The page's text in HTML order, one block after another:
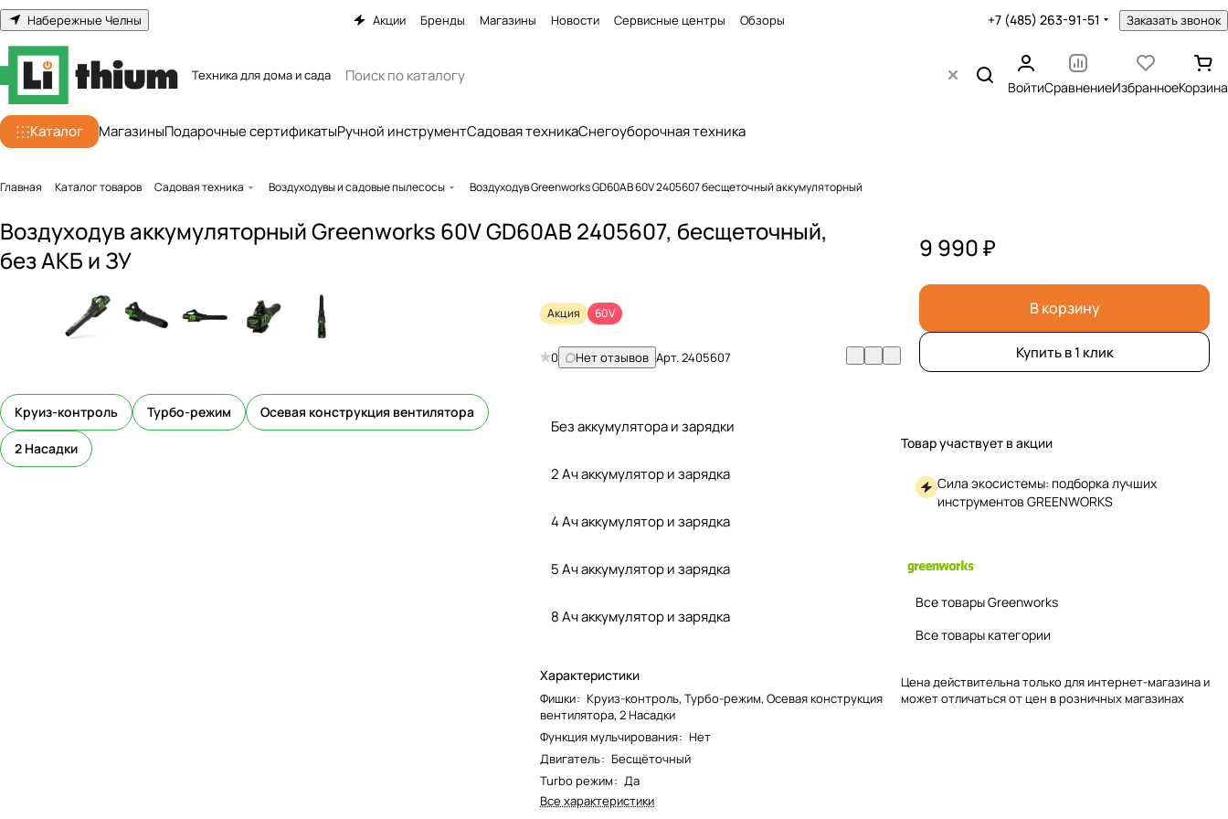
Набережные Челны Акции Бренды Магазины Новости Сервисные центры Обзоры +7 (485) 263-91-51 Заказать звонок
Техника для дома и сада
ВойтиСравнениеИзбранноеКорзина
Каталог МагазиныПодарочные сертификатыРучной инструментСадовая техникаСнегоуборочная техника
Главная Каталог товаров Садовая техника Воздуходувы и садовые пылесосы Воздуходув Greenworks GD60AB 60V 2405607 бесщеточный аккумуляторный
Воздуходув аккумуляторный Greenworks 60V GD60AB 2405607, бесщеточный,
без АКБ и ЗУ
Круиз-контроль Турбо-режим Осевая конструкция вентилятора
2 Насадки
Акция 60V
0 Нет отзывов Арт.2405607
Без аккумулятора и зарядки
2 Ач аккумулятор и зарядка
4 Ач аккумулятор и зарядка
5 Ач аккумулятор и зарядка
8 Ач аккумулятор и зарядка
Характеристики
Фишки: Круиз-контроль, Турбо-режим, Осевая конструкция
вентилятора, 2 Насадки
Функция мульчирования: Нет
Двигатель: Бесщёточный
Turbo режим: Да
Все характеристики
9 990 ₽
В корзину
Купить в 1 клик
Товар участвует в акции
Сила экосистемы: подборка лучших
инструментов GREENWORKS
Все товары Greenworks
Все товары категории
Цена действительна только для интернет-магазина и
может отличаться от цен в розничных магазинах